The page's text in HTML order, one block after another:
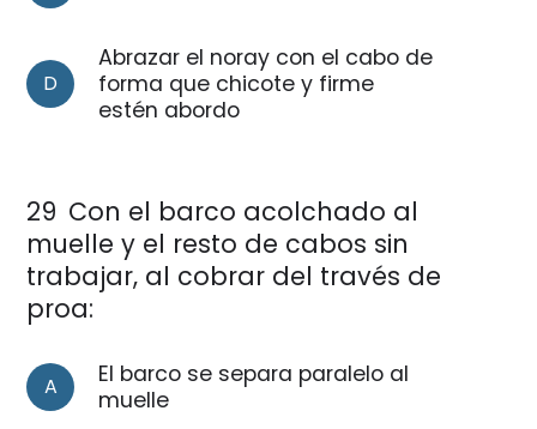
D
Abrazar el noray con el cabo de
forma que chicote y firme
estén abordo
29 Con el barco acolchado al
muelle y el resto de cabos sin
trabajar, al cobrar del través de
proa:
A
El barco se separa paralelo al
muelle